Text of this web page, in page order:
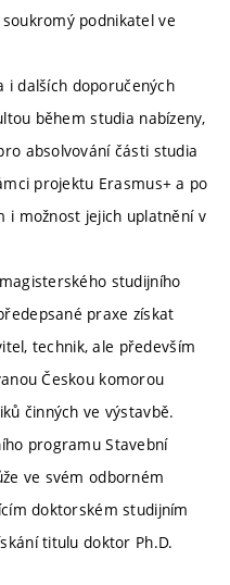
podnikatel ve
i dalších doporučených
během studia nabízeny,
absolvování části studia
projektu Erasmus+ a po
i možnost jejich uplatnění v
studijního
praxe získat
technik, ale především
Českou komorou
činných ve výstavbě.
programu Stavební
ve svém odborném
doktorském studijním
titulu doktor Ph.D.